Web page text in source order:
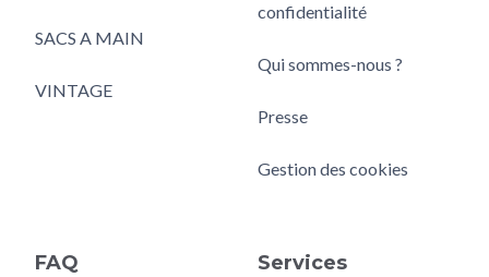
SACS A MAIN
VINTAGE
confidentialité
Qui sommes-nous ?
Presse
Gestion des cookies
FAQ Services